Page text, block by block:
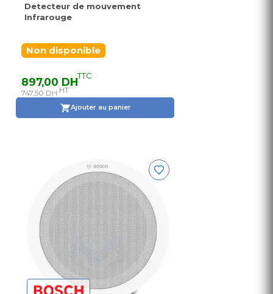
Detecteur de mouvement
Infrarouge
Non disponible
897,00 DHTTC
747,50 DH HT
Ajouter au panier